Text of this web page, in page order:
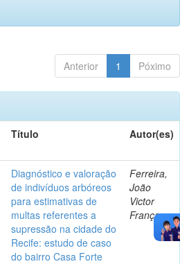
Anterior 1 Póximo
Título Autor(es)
Diagnóstico e valoração
de indivíduos arbóreos
para estimativas de
multas referentes a
supressão na cidade do
Recife: estudo de caso
do bairro Casa Forte
Ferreira,
João
Victor
França